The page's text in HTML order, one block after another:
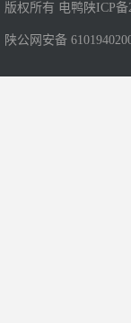
版权所有 电鸭 陕ICP备
陕公网安备